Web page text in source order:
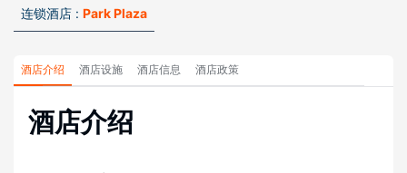
连锁酒店 : Park Plaza
酒店介绍 酒店设施 酒店信息 酒店政策
酒店介绍